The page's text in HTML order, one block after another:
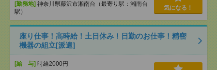
[勤務地] 神奈川県藤沢市湘南台（最寄り駅：湘南台
駅）
気になる！
座り仕事！高時給！土日休み！日勤のお仕事！精密
機器の組立[派遣]
[給 与] 時給2000円